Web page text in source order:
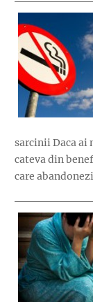
sarcinii Daca ai
cateva din
care